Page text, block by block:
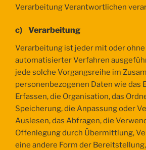
Verarbeitung Verantwortlichen
c) Verarbeitung
Verarbeitung ist jeder mit oder
automatisierter Verfahren
jede solche Vorgangsreihe im
personenbezogenen Daten wie das
Erfassen, die Organisation, das
Speicherung, die Anpassung oder
Auslesen, das Abfragen, die
Offenlegung durch Übermittlung,
eine andere Form der